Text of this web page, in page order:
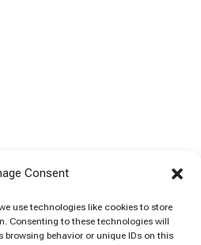
Consent
use technologies like cookies to store
Consenting to these technologies will
behavior or unique IDs on this